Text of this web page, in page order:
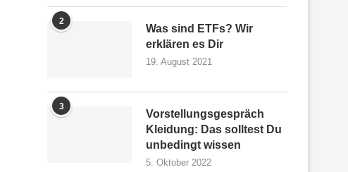
2
Was sind ETFs? Wir
erklären es Dir
19. August 2021
3
Vorstellungsgespräch
Kleidung: Das solltest Du
unbedingt wissen
5. Oktober 2022